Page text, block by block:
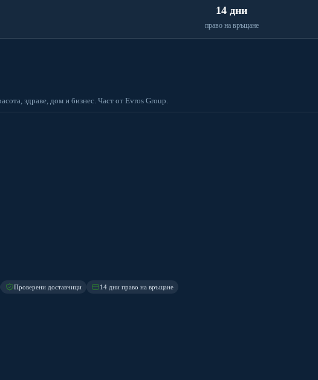
14 дни
право на връщане
здраве, дом и бизнес. Част от Evros Group.
Проверени доставчици 14 дни право на връщане